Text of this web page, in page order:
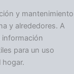
y mantenimiento
y alrededores. A
para un uso
hogar.